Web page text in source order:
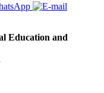
Education and